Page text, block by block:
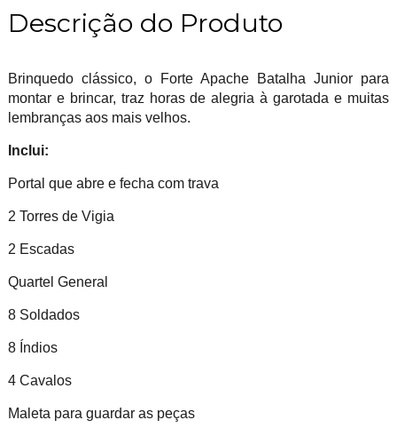
Descrição do Produto
Brinquedo clássico, o Forte Apache Batalha Junior para
montar e brincar, traz horas de alegria à garotada e muitas
lembranças aos mais velhos.
Inclui:
Portal que abre e fecha com trava
2 Torres de Vigia
2 Escadas
Quartel General
8 Soldados
8 Índios
4 Cavalos
Maleta para guardar as peças